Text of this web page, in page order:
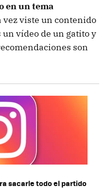
en un tema
viste un contenido
un vídeo de un gatito y
son
sacarle todo el partido